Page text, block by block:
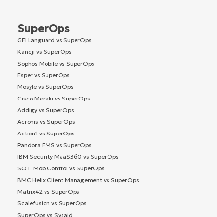
SuperOps
GFI Languard vs SuperOps
Kandji vs SuperOps
Sophos Mobile vs SuperOps
Esper vs SuperOps
Mosyle vs SuperOps
Cisco Meraki vs SuperOps
Addigy vs SuperOps
Acronis vs SuperOps
Action1 vs SuperOps
Pandora FMS vs SuperOps
IBM Security MaaS360 vs SuperOps
SOTI MobiControl vs SuperOps
BMC Helix Client Management vs SuperOps
Matrix42 vs SuperOps
Scalefusion vs SuperOps
SuperOps vs Sysaid